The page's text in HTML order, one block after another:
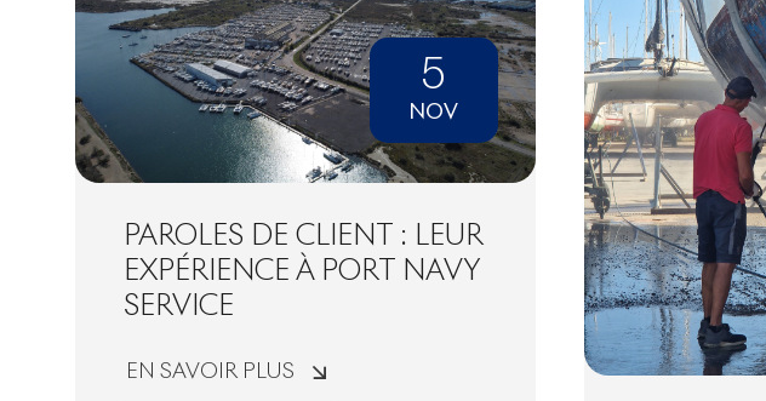
5
NOV
PAROLES DE CLIENT : LEUR
EXPÉRIENCE À PORT NAVY
SERVICE
EN SAVOIR PLUS